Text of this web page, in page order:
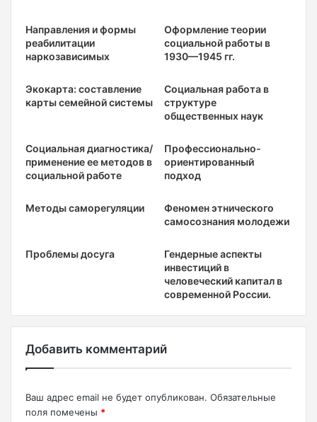
Направления и формы
реабилитации
наркозависимых
Оформление теории
социальной работы в
1930—1945 гг.
Экокарта: составление
карты семейной системы
Социальная работа в
структуре
общественных наук
Социальная диагностика/
применение ее методов в
социальной работе
Профессионально-
ориентированный
подход
Методы саморегуляции
Феномен этнического
самосознания молодежи
Проблемы досуга
Гендерные аспекты
инвестиций в
человеческий капитал в
современной России.
Добавить комментарий
Ваш адрес email не будет опубликован. Обязательные
поля помечены *